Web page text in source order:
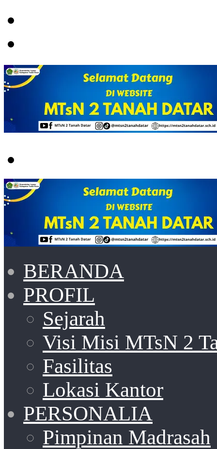
BERANDA
PROFIL
Sejarah
Visi Misi MTsN 2
Fasilitas
Lokasi Kantor
PERSONALIA
Pimpinan Madrasah